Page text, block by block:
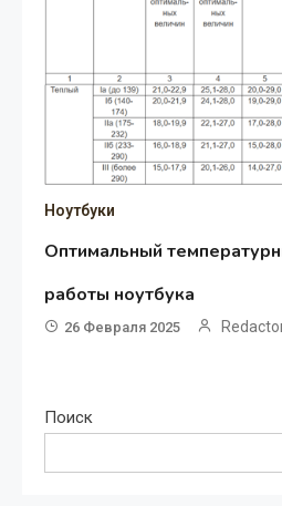
Ноутбуки
Оптимальный
работы ноутбука
26 Февраля 2025
Поиск